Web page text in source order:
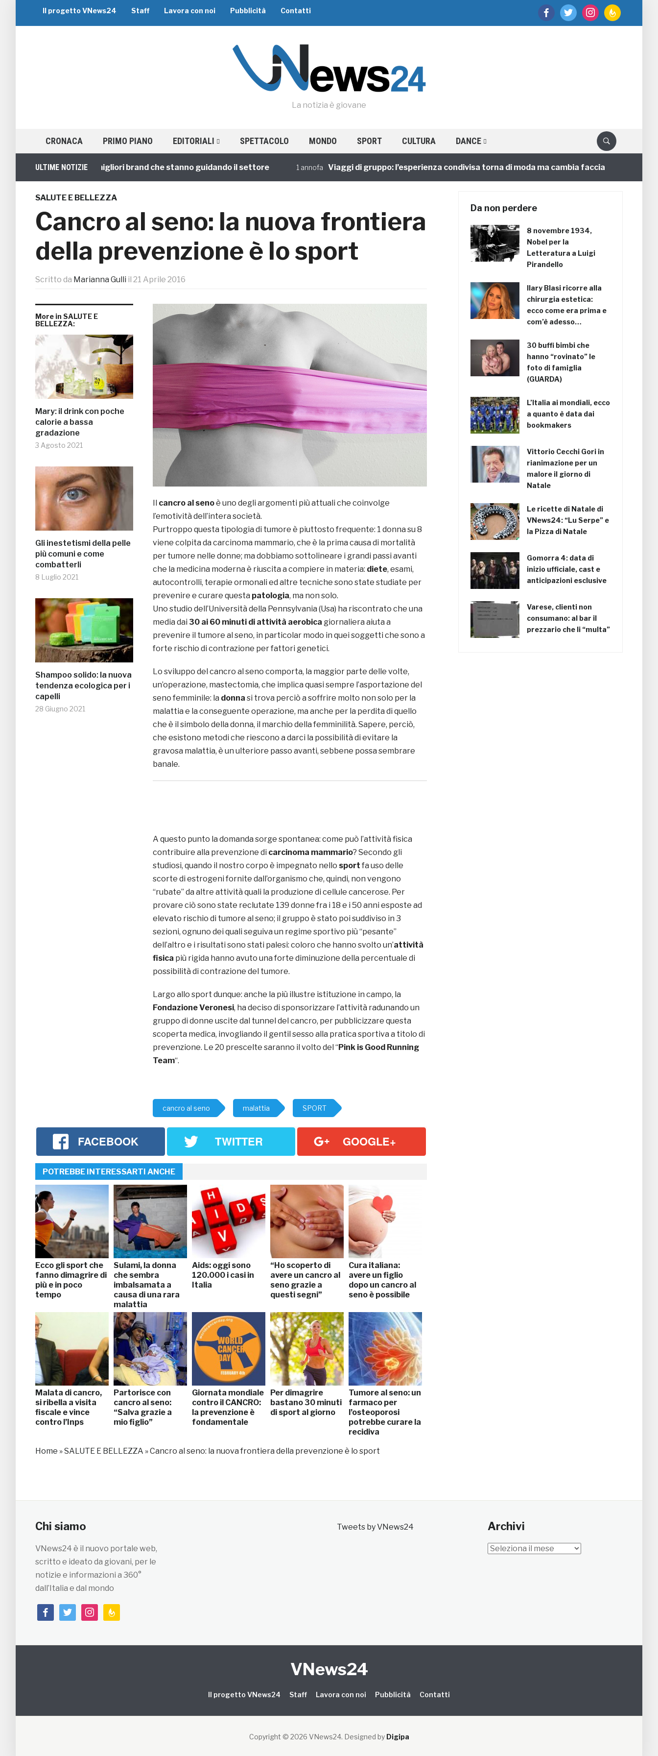
facebooktwitter instagramfeedburner
Il progetto VNews24 Staff Lavora con noi Pubblicità Contatti
La notizia è giovane
CRONACA PRIMO PIANO EDITORIALI SPETTACOLO MONDO SPORT CULTURA DANCE
ULTIME NOTIZIE
di Gruppo: i 5 migliori brand che stanno guidando il settore 1 annofa Viaggi di gruppo: l’esperienza condivisa torna di moda ma cambia faccia
SALUTE E BELLEZZA
Cancro al seno: la nuova frontiera
della prevenzione è lo sport
Scritto da Marianna Gulli il 21 Aprile 2016
More in SALUTE E
BELLEZZA:
Mary: il drink con poche
calorie a bassa
gradazione
3 Agosto 2021
Gli inestetismi della pelle
più comuni e come
combatterli
8 Luglio 2021
Shampoo solido: la nuova
tendenza ecologica per i
capelli
28 Giugno 2021
Il cancro al senoè uno degli argomenti più attuali che coinvolge
l’emotività dell’intera società.
Purtroppo questa tipologia di tumore è piuttosto frequente: 1 donna su 8
viene colpita da carcinoma mammario, che è la prima causa di mortalità
per tumore nelle donne; ma dobbiamo sottolineare i grandi passi avanti
che la medicina moderna è riuscita a compiere in materia: diete, esami,
autocontrolli, terapie ormonali ed altre tecniche sono state studiate per
prevenire e curare questa patologia, ma non solo.
Uno studio dell’Università della Pennsylvania (Usa) ha riscontrato che una
media dai 30 ai 60 minuti di attività aerobica giornaliera aiuta a
prevenire il tumore al seno, in particolar modo in quei soggetti che sono a
forte rischio di contrazione per fattori genetici.
Lo sviluppo del cancro al seno comporta, la maggior parte delle volte,
un’operazione, mastectomia, che implica quasi sempre l’asportazione del
seno femminile: la donna si trova perciò a soffrire molto non solo per la
malattia e la conseguente operazione, ma anche per la perdita di quello
che è il simbolo della donna, il marchio della femminilità. Sapere, perciò,
che esistono metodi che riescono a darci la possibilità di evitare la
gravosa malattia, è un ulteriore passo avanti, sebbene possa sembrare
banale.
A questo punto la domanda sorge spontanea: come può l’attività fisica
contribuire alla prevenzione di carcinoma mammario? Secondo gli
studiosi, quando il nostro corpo è impegnato nello sport fa uso delle
scorte di estrogeni fornite dall’organismo che, quindi, non vengono
“rubate” da altre attività quali la produzione di cellule cancerose. Per
provare ciò sono state reclutate 139 donne fra i 18 e i 50 anni esposte ad
elevato rischio di tumore al seno; il gruppo è stato poi suddiviso in 3
sezioni, ognuno dei quali seguiva un regime sportivo più “pesante”
dell’altro e i risultati sono stati palesi: coloro che hanno svolto un’attività
fisica più rigida hanno avuto una forte diminuzione della percentuale di
possibilità di contrazione del tumore.
Largo allo sport dunque: anche la più illustre istituzione in campo, la
Fondazione Veronesi, ha deciso di sponsorizzare l’attività radunando un
gruppo di donne uscite dal tunnel del cancro, per pubblicizzare questa
scoperta medica, invogliando il gentil sesso alla pratica sportiva a titolo di
prevenzione. Le 20 prescelte saranno il volto del “Pink is Good Running
Team“.
cancro al seno malattia SPORT
FACEBOOK TWITTER GOOGLE+
POTREBBE INTERESSARTI ANCHE
Ecco gli sport che
fanno dimagrire di
più e in poco
tempo
Sulami, la donna
che sembra
imbalsamata a
causa di una rara
malattia
Aids: oggi sono
120.000 i casi in
Italia
“Ho scoperto di
avere un cancro al
seno grazie a
questi segni”
Cura italiana:
avere un figlio
dopo un cancro al
seno è possibile
Malata di cancro,
si ribella a visita
fiscale e vince
contro l’Inps
Partorisce con
cancro al seno:
“Salva grazie a
mio figlio”
Giornata mondiale
contro il CANCRO:
la prevenzione è
fondamentale
Per dimagrire
bastano 30 minuti
di sport al giorno
Tumore al seno: un
farmaco per
l’osteoporosi
potrebbe curare la
recidiva
Home »SALUTE E BELLEZZA »Cancro al seno: la nuova frontiera della prevenzione è lo sport
Da non perdere
8 novembre 1934,
Nobel per la
Letteratura a Luigi
Pirandello
Ilary Blasi ricorre alla
chirurgia estetica:
ecco come era prima e
com’è adesso…
30 buffi bimbi che
hanno “rovinato” le
foto di famiglia
(GUARDA)
L’Italia ai mondiali, ecco
a quanto è data dai
bookmakers
Vittorio Cecchi Gori in
rianimazione per un
malore il giorno di
Natale
Le ricette di Natale di
VNews24: “Lu Serpe” e
la Pizza di Natale
Gomorra 4: data di
inizio ufficiale, cast e
anticipazioni esclusive
Varese, clienti non
consumano: al bar il
prezzario che li “multa”
Chi siamo
VNews24 è il nuovo portale web,
scritto e ideato da giovani, per le
notizie e informazioni a 360°
dall’Italia e dal mondo
facebooktwitterinstagramfeedburner
Tweets by VNews24 Archivi
Archivi
VNews24
Il progetto VNews24 Staff Lavora con noi Pubblicità Contatti
Copyright © 2026 VNews24. Designed by Digipa